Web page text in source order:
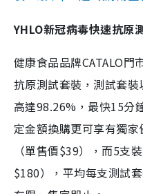
YHLO新冠病毒快速抗原
健康食品品牌CATALO門
抗原測試套裝，測試套
高達98.26%，最快15分
定金額換購更可享有獨
（單售價$39），而5支
$180），平均每支測試